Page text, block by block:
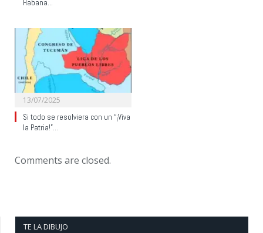
Habana…
13/07/2025
Si todo se resolviera con un “¡Viva
la Patria!”…
Comments are closed.
TE LA DIBUJO